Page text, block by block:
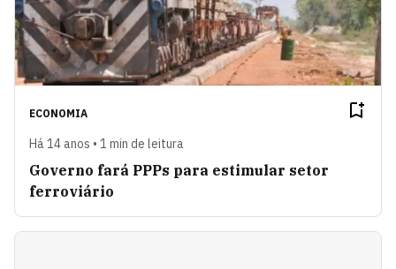
ECONOMIA
Há 14 anos • 1 min de leitura
Governo fará PPPs para estimular setor
ferroviário